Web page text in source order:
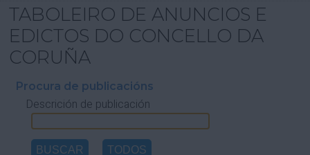
CARTAFOL CIDADÁN
AXUDA
TABOLEIRO DE ANUNCIOS E
EDICTOS DO CONCELLO DA
CORUÑA
Procura de publicacións
Descrición de publicación